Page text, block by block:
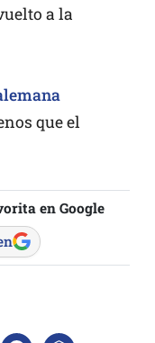
a la
que el
en Google